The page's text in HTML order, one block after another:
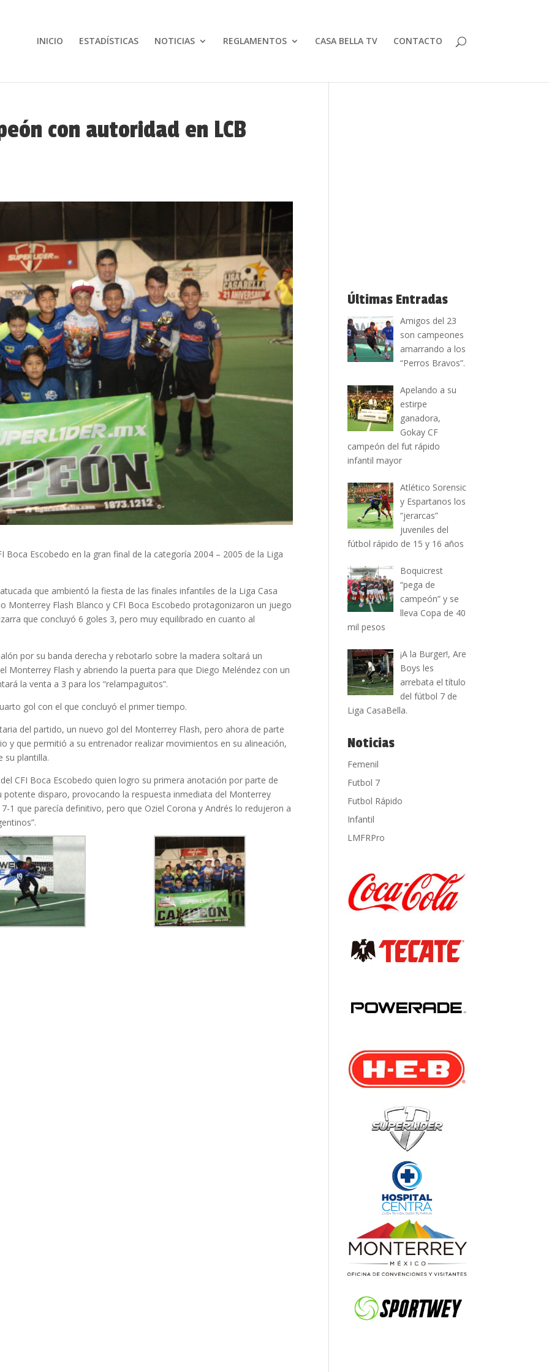
INICIO ESTADÍSTICAS NOTICIAS REGLAMENTOS CASA BELLA TV CONTACTO
con autoridad en LCB
Boca Escobedo en la gran final de la categoría 2004 – 2005 de la Liga
que ambientó la fiesta de las finales infantiles de la Liga Casa
Monterrey Flash Blanco y CFI Boca Escobedo protagonizaron un juego
que concluyó 6 goles 3, pero muy equilibrado en cuanto al
por su banda derecha y rebotarlo sobre la madera soltará un
Monterrey Flash y abriendo la puerta para que Diego Meléndez con un
la venta a 3 para los “relampaguitos”.
gol con el que concluyó el primer tiempo.
del partido, un nuevo gol del Monterrey Flash, pero ahora de parte
y que permitió a su entrenador realizar movimientos en su alineación,
su plantilla.
CFI Boca Escobedo quien logro su primera anotación por parte de
disparo, provocando la respuesta inmediata del Monterrey
1 que parecía definitivo, pero que Oziel Corona y Andrés lo redujeron a
Últimas Entradas
Amigos del 23
son campeones
amarrando a los
“Perros Bravos”.
Apelando a su
estirpe
ganadora,
Gokay CF
campeón del fut rápido
infantil mayor
Atlético Sorensic
y Espartanos los
“jerarcas”
juveniles del
fútbol rápido de 15 y 16 años
Boquicrest
“pega de
campeón” y se
lleva Copa de 40
mil pesos
¡A la Burger!, Are
Boys les
arrebata el título
del fútbol 7 de
Liga CasaBella.
Noticias
Femenil
Futbol 7
Futbol Rápido
Infantil
LMFRPro